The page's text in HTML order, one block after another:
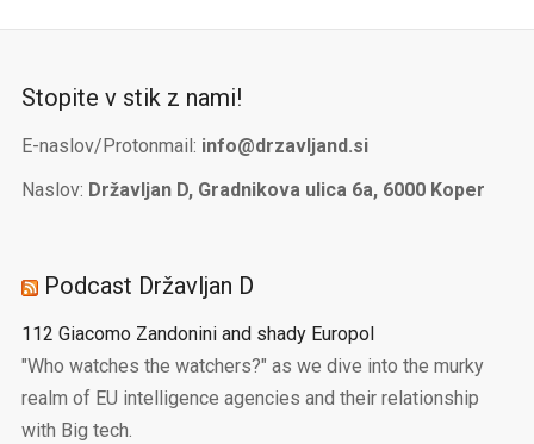
Stopite v stik z nami!
E-naslov/Protonmail: info@drzavljand.si
Naslov: Državljan D, Gradnikova ulica 6a, 6000 Koper
Podcast Državljan D
112 Giacomo Zandonini and shady Europol
"Who watches the watchers?" as we dive into the murky
realm of EU intelligence agencies and their relationship
with Big tech.